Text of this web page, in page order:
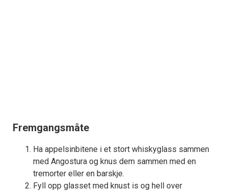
Fremgangsmåte
Ha appelsinbitene i et stort whiskyglass sammen
med Angostura og knus dem sammen med en
tremorter eller en barskje.
Fyll opp glasset med knust is og hell over